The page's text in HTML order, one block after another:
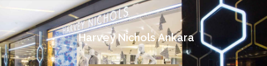
HarveyNicholsAnkara